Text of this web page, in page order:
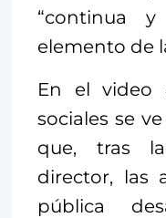
“continua
elemento de
En el video
sociales se
que, tras
director, las
pública